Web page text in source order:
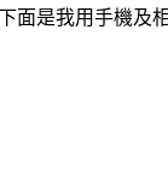
面是我用手機及